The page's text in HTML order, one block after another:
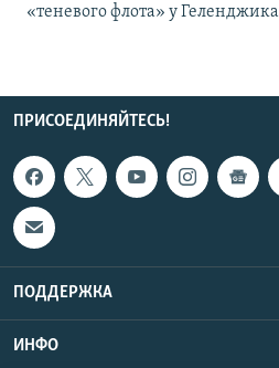
«теневого флота» у Геленджика
ПРИСОЕДИНЯЙТЕСЬ!
ПОДДЕРЖКА
ИНФО